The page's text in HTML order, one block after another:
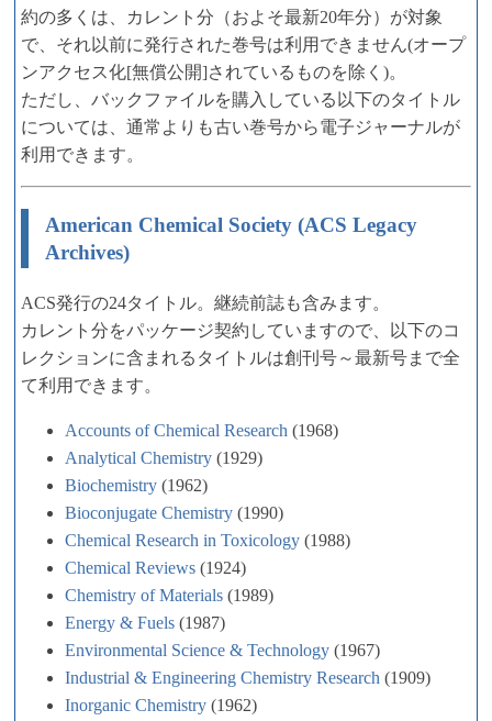
約の多くは、カレント分（およそ最新20年分）が対象
で、それ以前に発行された巻号は利用できません(オープ
ンアクセス化[無償公開]されているものを除く)。
ただし、バックファイルを購入している以下のタイトル
については、通常よりも古い巻号から電子ジャーナルが
利用できます。
American Chemical Society (ACS Legacy
Archives)
ACS発行の24タイトル。継続前誌も含みます。
カレント分をパッケージ契約していますので、以下のコ
レクションに含まれるタイトルは創刊号～最新号まで全
て利用できます。
Accounts of Chemical Research (1968)
Analytical Chemistry (1929)
Biochemistry (1962)
Bioconjugate Chemistry (1990)
Chemical Research in Toxicology (1988)
Chemical Reviews (1924)
Chemistry of Materials (1989)
Energy & Fuels (1987)
Environmental Science & Technology (1967)
Industrial & Engineering Chemistry Research (1909)
Inorganic Chemistry (1962)